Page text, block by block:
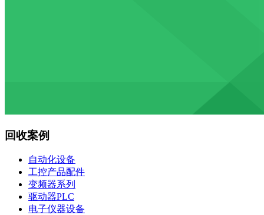
回收案例
自动化设备
工控产品配件
变频器系列
驱动器PLC
电子仪器设备